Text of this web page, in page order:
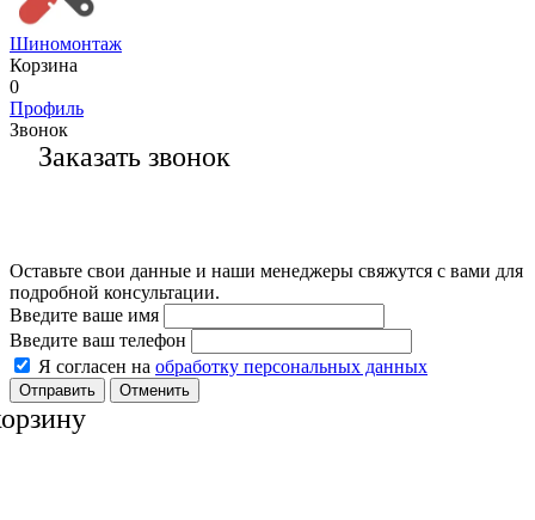
Шиномонтаж
Корзина
0
Профиль
Звонок
Заказать звонок
Оставьте свои данные и наши менеджеры свяжутся с вами для
подробной консультации.
Введите ваше имя
Введите ваш телефон
Я согласен на обработку персональных данных
Отменить